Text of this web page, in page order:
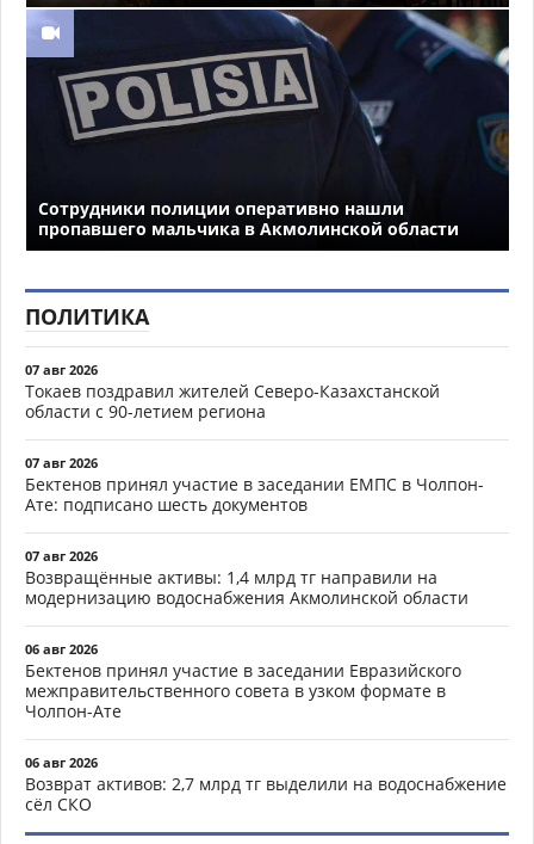
Сотрудники полиции оперативно нашли
пропавшего мальчика в Акмолинской области
ПОЛИТИКА
07 авг 2026
Токаев поздравил жителей Северо-Казахстанской
области с 90-летием региона
07 авг 2026
Бектенов принял участие в заседании ЕМПС в Чолпон-
Ате: подписано шесть документов
07 авг 2026
Возвращённые активы: 1,4 млрд тг направили на
модернизацию водоснабжения Акмолинской области
06 авг 2026
Бектенов принял участие в заседании Евразийского
межправительственного совета в узком формате в
Чолпон-Ате
06 авг 2026
Возврат активов: 2,7 млрд тг выделили на водоснабжение
сёл СКО